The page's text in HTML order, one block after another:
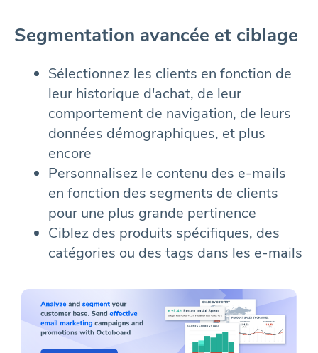
Segmentation avancée et ciblage
Sélectionnez les clients en fonction de
leur historique d'achat, de leur
comportement de navigation, de leurs
données démographiques, et plus
encore
Personnalisez le contenu des e-mails
en fonction des segments de clients
pour une plus grande pertinence
Ciblez des produits spécifiques, des
catégories ou des tags dans les e-mails